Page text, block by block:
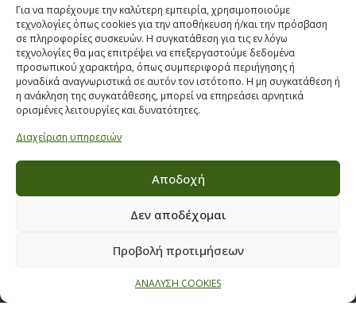
Για να παρέχουμε την καλύτερη εμπειρία, χρησιμοποιούμε
τεχνολογίες όπως cookies για την αποθήκευση ή/και την πρόσβαση
σε πληροφορίες συσκευών. Η συγκατάθεση για τις εν λόγω
τεχνολογίες θα μας επιτρέψει να επεξεργαστούμε δεδομένα
προσωπικού χαρακτήρα, όπως συμπεριφορά περιήγησης ή
μοναδικά αναγνωριστικά σε αυτόν τον ιστότοπο. Η μη συγκατάθεση ή
η ανάκληση της συγκατάθεσης, μπορεί να επηρεάσει αρνητικά
ορισμένες λειτουργίες και δυνατότητες.
Διαχείριση υπηρεσιών
Αποδοχή
Δεν αποδέχομαι
Προβολή προτιμήσεων
ΑΝΑΛΥΣΗ COOKIES
Παπαναστασίου 209,
Θεσσαλονίκη, ΤΚ 542 50
Τηλ:231 030 9709,231 035 1630
Email:info@ecobuildings.gr
Email:
eshop@ecobuildings.gr
ΟΡΟΙ ΧΡΗΣΗΣ
ΠΟΛΙΤΙΚΗ ΑΠΟΡΡΗΤΟΥ
ΒΡΕΙΤΕ ΜΑΣ ΣΤΟ ΧΑΡΤΗ